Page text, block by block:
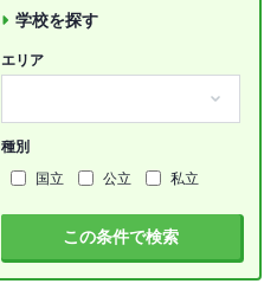
学校を探す
エリア
種別
国立
公立 私立
この条件で検索